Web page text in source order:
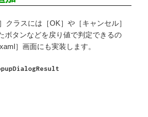
クラスには［OK］や［キャンセル］
ボタンなどを戻り値で判定できるの
］画面にも実装します。